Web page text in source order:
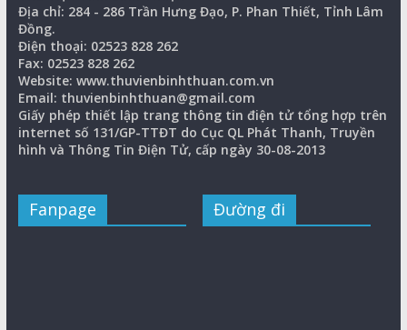
Địa chỉ: 284 - 286 Trần Hưng Đạo, P. Phan Thiết, Tỉnh Lâm
Đồng.
Điện thoại: 02523 828 262
Fax: 02523 828 262
Website: www.thuvienbinhthuan.com.vn
Email: thuvienbinhthuan@gmail.com
Giấy phép thiết lập trang thông tin điện tử tổng hợp trên
internet số 131/GP-TTĐT do Cục QL Phát Thanh, Truyền
hình và Thông Tin Điện Tử, cấp ngày 30-08-2013
Fanpage Đường đi